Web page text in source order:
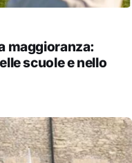
maggioranza:
scuole e nello